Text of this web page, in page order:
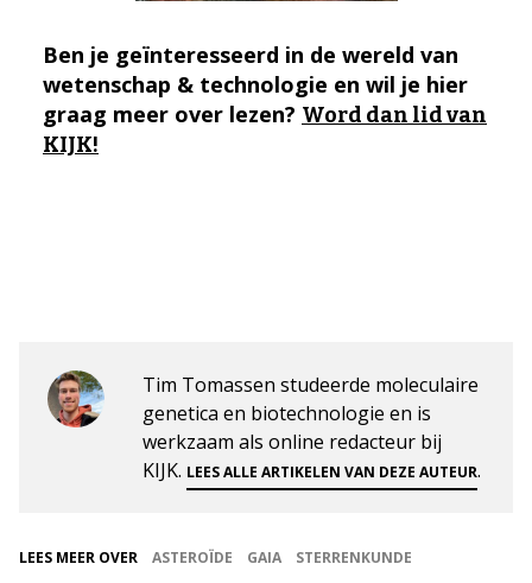
Ben je geïnteresseerd in de wereld van
wetenschap & technologie en wil je hier
graag meer over lezen? Word dan lid van
KIJK!
Tim Tomassen studeerde moleculaire
genetica en biotechnologie en is
werkzaam als online redacteur bij
KIJK. LEES ALLE ARTIKELEN VAN DEZE AUTEUR.
LEES MEER OVER ASTEROÏDE GAIA
STERRENKUNDE